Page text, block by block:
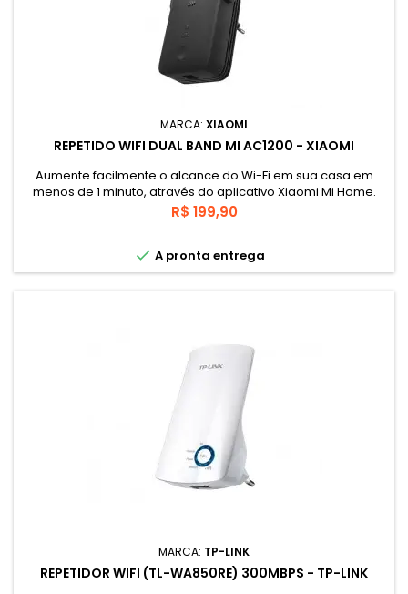
MARCA: XIAOMI
REPETIDO WIFI DUAL BAND MI AC1200 - XIAOMI
Aumente facilmente o alcance do Wi-Fi em sua casa em
menos de 1 minuto, através do aplicativo Xiaomi Mi Home.
Encontre o posicionamento perfeito para instalar o seu
Repetidor com a ajuda do LED inteligente, que indica o local
mais rápidas e estáveis em locais que antes eram
inalcançáveis.
Preço
R$ 199,90
 A pronta entrega
MARCA: TP-LINK
REPETIDOR WIFI (TL-WA850RE) 300MBPS - TP-LINK